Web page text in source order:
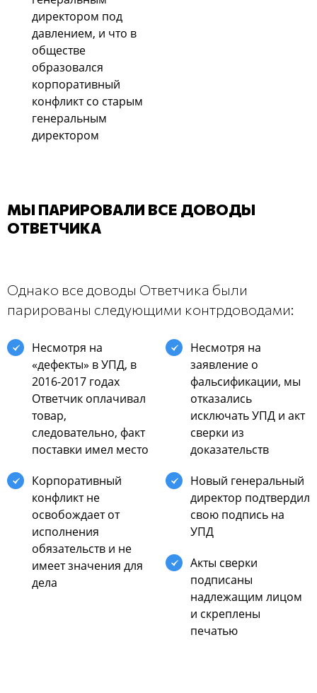
директором под
давлением, и что в
обществе
образовался
корпоративный
конфликт со старым
генеральным
директором
МЫ ПАРИРОВАЛИ ВСЕ ДОВОДЫ
ОТВЕТЧИКА
Однако все доводы Ответчика были
парированы следующими контрдоводами:
Несмотря на
«дефекты» в УПД, в
2016-2017 годах
Ответчик оплачивал
товар,
следовательно, факт
поставки имел место
Корпоративный
конфликт не
освобождает от
исполнения
обязательств и не
имеет значения для
дела
Несмотря на
заявление о
фальсификации, мы
отказались
исключать УПД и акт
сверки из
доказательств
Новый генеральный
директор подтвердил
свою подпись на
УПД
Акты сверки
подписаны
надлежащим лицом
и скреплены
печатью